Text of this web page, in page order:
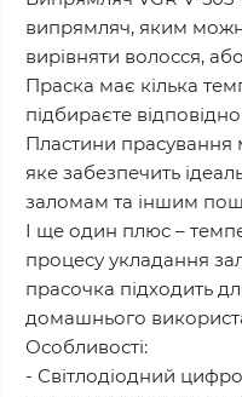
випрямляч, яким
вирівняти волосся,
Праска має кілька
підбираєте
Пластини прасування
яке забезпечить
заломам та іншим
І ще один плюс –
процесу укладання
прасочка підходить
домашнього
Особливості:
- Світлодіодний